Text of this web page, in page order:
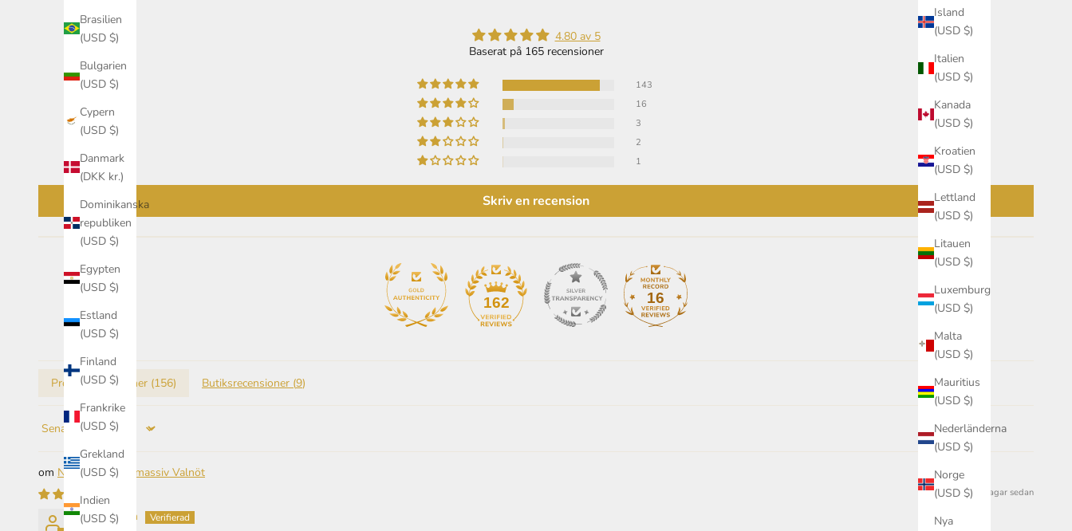
Island
(USD $)
Italien
(USD $)
Kanada
(USD $)
Kroatien
(USD $)
Lettland
(USD $)
Litauen
(USD $)
Luxemburg
(USD $)
Malta
(USD $)
Mauritius
(USD $)
Nederländerna
(USD $)
Norge
(USD $)
Nya
Brasilien
(USD $)
Bulgarien
(USD $)
Cypern
(USD $)
Danmark
(DKK kr.)
Dominikanska
republiken
(USD $)
Egypten
(USD $)
Estland
(USD $)
Finland
(USD $)
Frankrike
(USD $)
Grekland
(USD $)
Indien
(USD $)
4.80 av 5
Baserat på 165 recensioner
143
16
3
2
1
Skriv en recension
162 16
Produktrecensioner (156) Butiksrecensioner (9)
Sort by
Nattduksbord i massiv Valnöt
3 dagar sedan
Ingrid Almén